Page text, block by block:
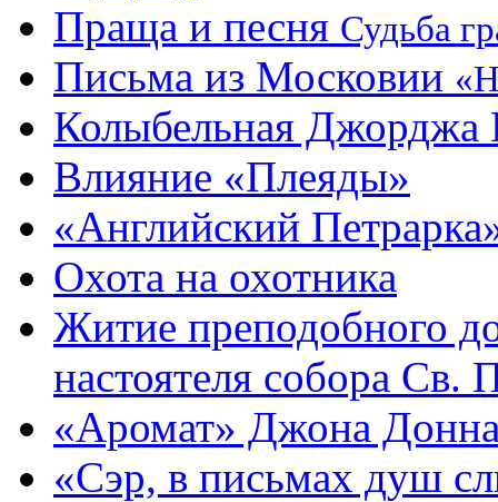
Праща и песня Судьба
Письма из Московии
Колыбельная Джорджа
Влияние «Плеяды»
«Английский
Охота на охотника
Житие преподобного
настоятеля собора Св.
«Аромат» Джона
«Сэр, в письмах душ